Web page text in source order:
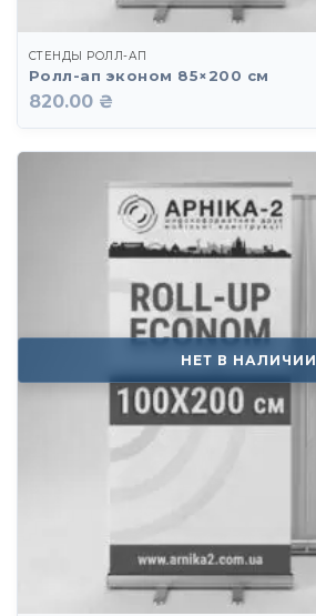
СТЕНДЫ РОЛЛ-АП
Ролл-ап эконом 85×200 см
820.00 ₴
НЕТ В НАЛИЧИИ